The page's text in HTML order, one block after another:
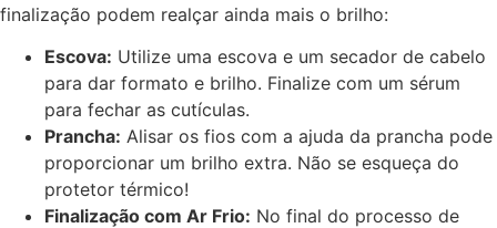
finalização podem realçar ainda mais o brilho:
Escova: Utilize uma escova e um secador de cabelo
para dar formato e brilho. Finalize com um sérum
para fechar as cutículas.
Prancha: Alisar os fios com a ajuda da prancha pode
proporcionar um brilho extra. Não se esqueça do
protetor térmico!
Finalização com Ar Frio: No final do processo de